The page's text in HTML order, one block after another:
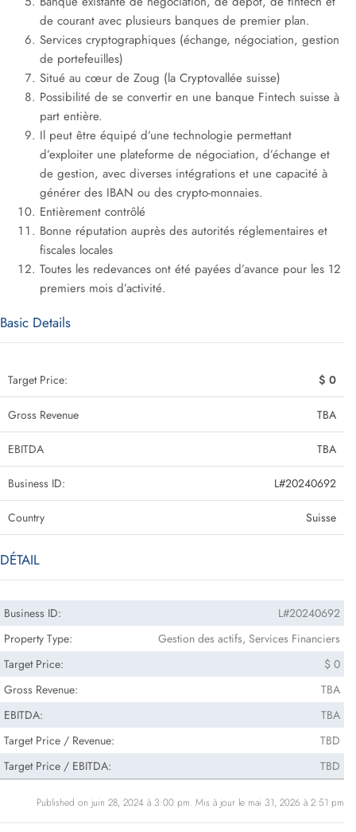
de courant avec plusieurs banques de premier plan.
Services cryptographiques (échange, négociation, gestion
de portefeuilles)
Situé au cœur de Zoug (la Cryptovallée suisse)
Possibilité de se convertir en une banque Fintech suisse à
part entière.
Il peut être équipé d’une technologie permettant
d’exploiter une plateforme de négociation, d’échange et
de gestion, avec diverses intégrations et une capacité à
générer des IBAN ou des crypto-monnaies.
Entièrement contrôlé
Bonne réputation auprès des autorités réglementaires et
fiscales locales
Toutes les redevances ont été payées d’avance pour les 12
premiers mois d’activité.
Basic Details
Target Price: $ 0
Gross Revenue TBA
EBITDA TBA
Business ID: L#20240692
Country Suisse
DÉTAIL
Business ID:
L#20240692
Property Type:
Gestion des actifs, Services Financiers
Target Price:
$ 0
Gross Revenue:
TBA
EBITDA:
TBA
Target Price / Revenue:
TBD
Target Price / EBITDA:
TBD
Published on juin 28, 2024 à 3:00 pm. Mis à jour le mai 31, 2026 à 2:51 pm